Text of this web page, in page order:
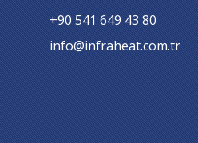
+90 541 649 43 80
info@infraheat.com.tr